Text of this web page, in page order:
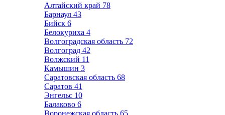
Алтайский край 78
Барнаул 43
Бийск 6
Белокуриха 4
Волгоградская область 72
Волгоград 42
Волжский 11
Камышин 3
Саратовская область 68
Саратов 41
Энгельс 10
Балаково 6
Воронежская область 65